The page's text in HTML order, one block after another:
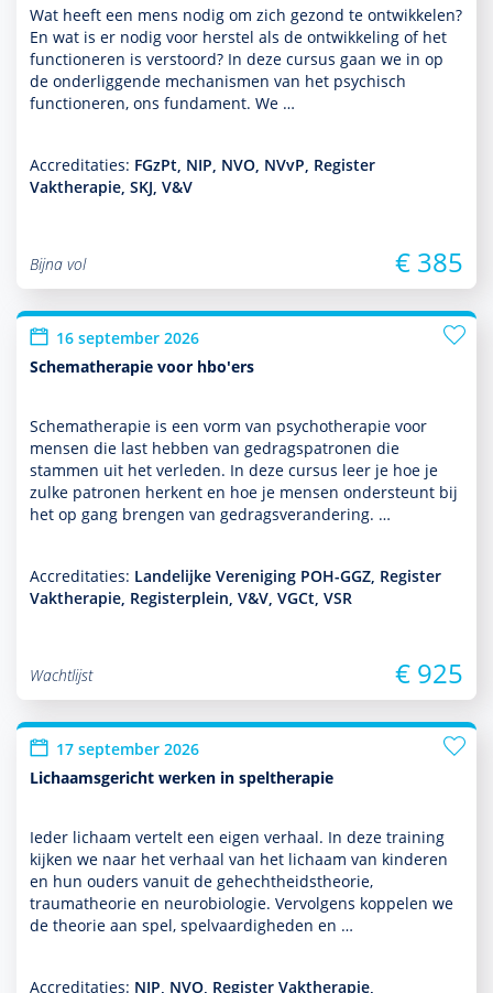
Wat heeft een mens nodig om zich gezond te ontwik­kelen?
En wat is er nodig voor herstel als de ont­wikke­ling of het
functio­neren is verstoord? In deze cursus gaan we in op
de onderliggende mechanismen van het psychisch
functio­neren, ons fundament. We …
Accreditaties: FGzPt, NIP, NVO, NVvP, Register
Vaktherapie, SKJ, V&V
Bijna vol € 385
16 september 2026
Schematherapie voor hbo'ers
Schemathera­pie is een vorm van psycho­thera­pie voor
mensen die last hebben van gedragspatronen die
stammen uit het verleden. In deze cursus leer je hoe je
zulke patronen herkent en hoe je mensen onder­steunt bij
het op gang brengen van gedragsveran­de­ring. …
Accreditaties: Landelijke Vereniging POH-GGZ, Register
Vaktherapie, Registerplein, V&V, VGCt, VSR
Wachtlijst € 925
17 september 2026
Lichaamsgericht werken in speltherapie
Ieder lichaam vertelt een eigen verhaal. In deze training
kijken we naar het verhaal van het lichaam van kin­de­ren
en hun ouders vanuit de gehechtheidstheorie,
traumatheorie en neurobiologie. Vervolgens koppelen we
de theorie aan spel, spelvaar­dig­heden en …
Accreditaties: NIP, NVO, Register Vaktherapie,